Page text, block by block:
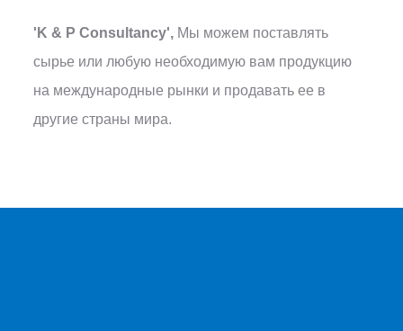
'K & P Consultancy',Мы можем поставлять
сырье или любую необходимую вам продукцию
на международные рынки и продавать ее в
другие страны мира.